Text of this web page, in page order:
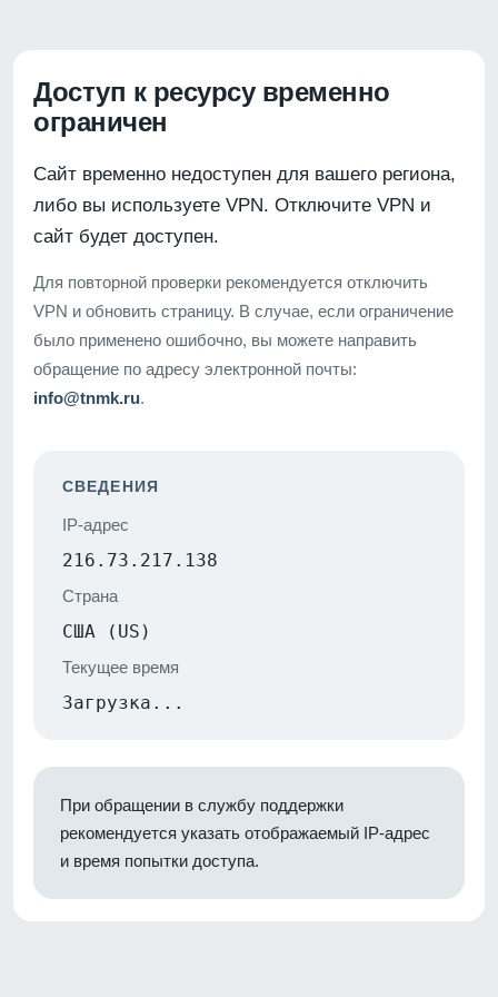
Доступ к ресурсу временно
ограничен
Сайт временно недоступен для вашего региона,
либо вы используете VPN. Отключите VPN и
сайт будет доступен.
Для повторной проверки рекомендуется отключить
VPN и обновить страницу. В случае, если ограничение
было применено ошибочно, вы можете направить
обращение по адресу электронной почты:
info@tnmk.ru.
СВЕДЕНИЯ
IP-адрес
216.73.217.138
Страна
США (US)
Текущее время
Загрузка...
При обращении в службу поддержки
рекомендуется указать отображаемый IP-адрес
и время попытки доступа.